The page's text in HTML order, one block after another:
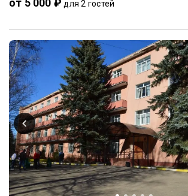
от 5 000 ₽ для 2 гостей